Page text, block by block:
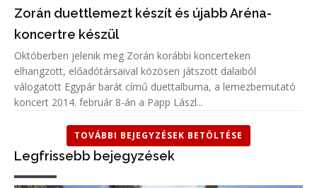
Zorán duettlemezt készít és újabb Aréna-
koncertre készül
Októberben jelenik meg Zorán korábbi koncerteken
elhangzott, előadótársaival közösen játszott dalaiból
válogatott Egypár barát című duettalbuma, a lemezbemutató
koncert 2014. február 8-án a Papp Lászl...
TOVÁBBI BEJEGYZÉSEK BETÖLTÉSE
Legfrissebb bejegyzések